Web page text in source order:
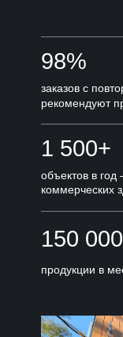
98%
заказов с
рекомендуют
1 500+
объектов в
коммерческих
150
продукции в